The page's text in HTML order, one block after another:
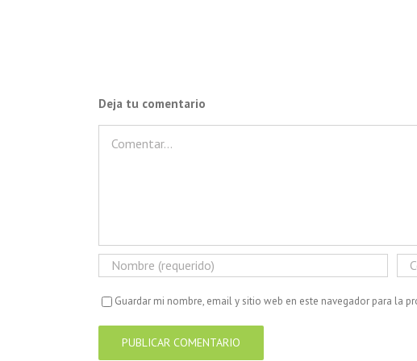
Deja tu comentario
Guardar mi nombre, email y sitio web en este navegador para la